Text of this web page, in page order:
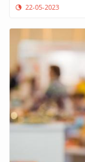
22-05-2023